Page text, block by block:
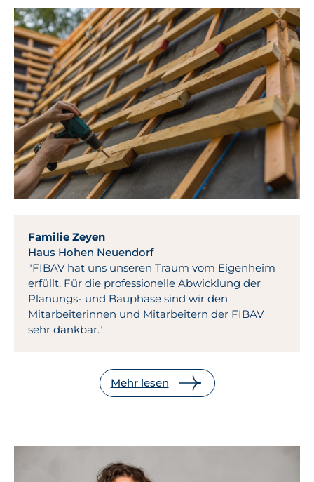
Familie Zeyen
Haus Hohen Neuendorf
"FIBAV hat uns unseren Traum vom Eigenheim
erfüllt. Für die professionelle Abwicklung der
Planungs- und Bauphase sind wir den
Mitarbeiterinnen und Mitarbeitern der FIBAV
sehr dankbar."
Mehr lesen